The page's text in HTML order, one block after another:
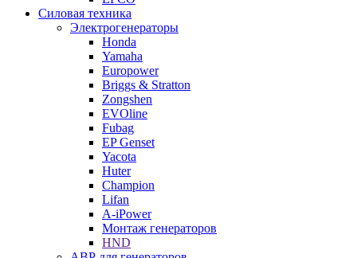
Силовая техника
Электрогенераторы
Honda
Yamaha
Europower
Briggs & Stratton
Zongshen
EVOline
Fubag
EP Genset
Yacota
Huter
Champion
Lifan
A-iPower
Монтаж генераторов
HND